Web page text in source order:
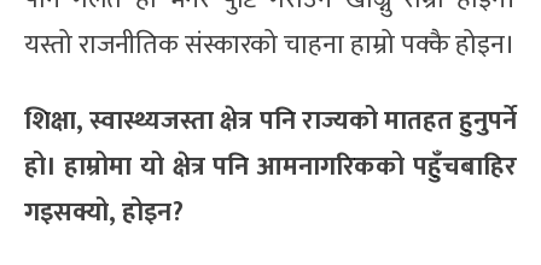
यस्तो राजनीतिक संस्कारको चाहना हाम्रो पक्कै होइन।
शिक्षा, स्वास्थ्यजस्ता क्षेत्र पनि राज्यको मातहत हुनुपर्ने
हो। हाम्रोमा यो क्षेत्र पनि आमनागरिकको पहुँचबाहिर
गइसक्यो, होइन?